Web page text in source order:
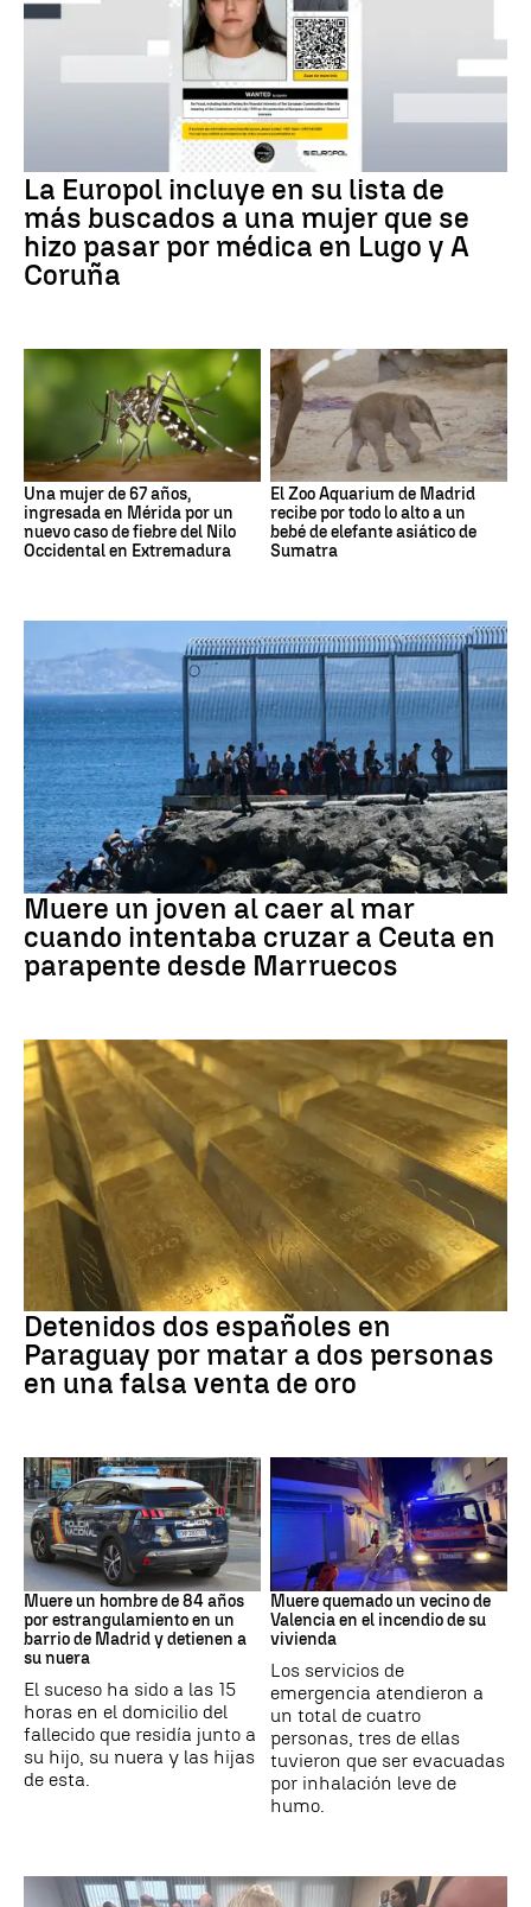
La Europol incluye en su lista de
más buscados a una mujer que se
hizo pasar por médica en Lugo y A
Coruña
Una mujer de 67 años,
ingresada en Mérida por un
nuevo caso de fiebre del Nilo
Occidental en Extremadura
El Zoo Aquarium de Madrid
recibe por todo lo alto a un
bebé de elefante asiático de
Sumatra
Ceuta
Muere un joven al caer al mar
cuando intentaba cruzar a Ceuta en
parapente desde Marruecos
Paraguay
Detenidos dos españoles en
Paraguay por matar a dos personas
en una falsa venta de oro
Suceso
Muere un hombre de 84 años
por estrangulamiento en un
barrio de Madrid y detienen a
su nuera
El suceso ha sido a las 15
horas en el domicilio del
fallecido que residía junto a
su hijo, su nuera y las hijas
de esta.
INCENDIO
Muere quemado un vecino de
Valencia en el incendio de su
vivienda
Los servicios de
emergencia atendieron a
un total de cuatro
personas, tres de ellas
tuvieron que ser evacuadas
por inhalación leve de
humo.